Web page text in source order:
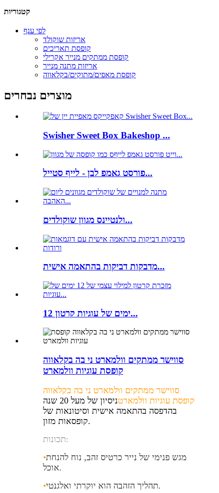
קטגוריות
לפי ענף
אריזות שוקולד
קופסת תאריכים
קופסת ממתקים מנייר אקרילי
אריזות מתנה מנייר
קופסת מאפים/מתוקים/בקלאווה
מוצרים נבחרים
Swisher Sweet Box Bakeshop ...
פורסט גאמפ לבן - לייף סטייל...
ולנטיינס מגוון שוקולדים...
מדבקות דביקות בהתאמה אישית...
12 ימים של עוגיות קרטון...
סווישר ממתקים וולמארט ני בה בקלאווה
קופסת עוגיות וולמארט
סווישר ממתקים וולמארט ני בה בקלאווה
קופסת עוגיות וולמארט
ניסיון של מעל 20 שנה
בהדפסה בהתאמה אישית וסיטונאות של
קופסאות מזון.
תכונות:
•מגש פנימי של נייר כרטיס זהב, נוח להנחת
אוכל.
•תהליך הזהבה הוא יוקרתי ואלגנטי.